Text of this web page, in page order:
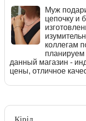
Муж
цепочку и
коллегам
планируем
данный магазин -
цены, отличное